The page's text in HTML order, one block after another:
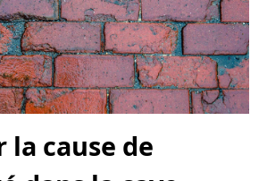
cause de